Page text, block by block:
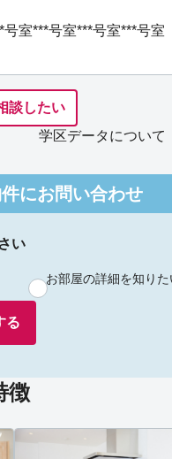
号室***号室***号室***号室
談したい
学区データについて
にお問い合わせ
い
お部屋の詳細を知りた
る
徴